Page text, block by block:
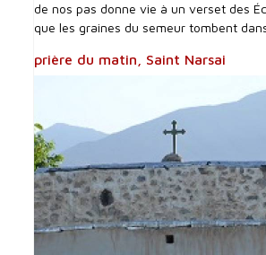
de nos pas donne vie à un verset des
que les graines du semeur tombent
prière du matin, Saint Narsai